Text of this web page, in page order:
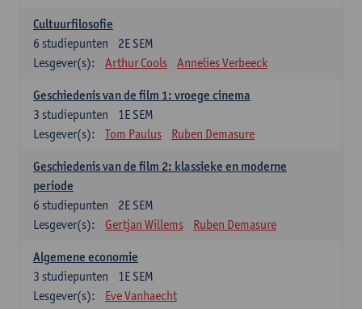
Cultuurfilosofie
2E SEM
6 studiepunten
Lesgever(s):
Arthur Cools Annelies Verbeeck
Geschiedenis van de film 1: vroege cinema
1E SEM
3 studiepunten
Lesgever(s):
Tom Paulus Ruben Demasure
Geschiedenis van de film 2: klassieke en moderne
periode
2E SEM
6 studiepunten
Lesgever(s):
Gertjan Willems Ruben Demasure
Algemene economie
1E SEM
3 studiepunten
Lesgever(s):
Eve Vanhaecht